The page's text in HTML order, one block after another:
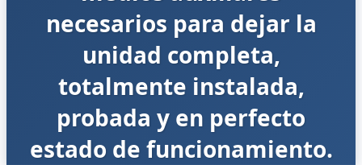
necesarios para dejar la
unidad completa,
totalmente instalada,
probada y en perfecto
estado de funcionamiento.